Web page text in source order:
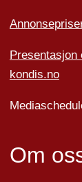
Presentasjon
kondis.no
Om